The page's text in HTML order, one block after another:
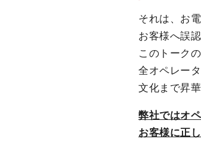
それは、お
お客様へ誤
このトーク
全オペレー
文化まで昇
弊社ではオ
お客様に正